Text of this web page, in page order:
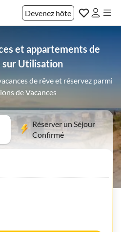
Devenez hôte
et appartements de
sur Utilisation
de rêve et réservez parmi
de Vacances
Réserver un Séjour
Confirmé